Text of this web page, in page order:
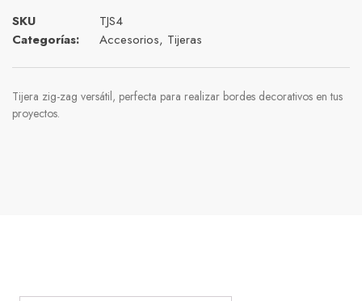
SKU
TJS4
Categorías:
Accesorios, Tijeras
Tijera zig-zag versátil, perfecta para realizar bordes decorativos en tus
proyectos.